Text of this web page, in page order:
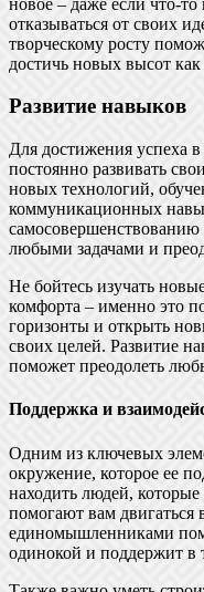
отказываться от своих
творческому росту
достичь новых высот
Развитие навыков
Для достижения успеха
постоянно развивать
новых технологий,
коммуникационных
самосовершенствованию
любыми задачами и
Не бойтесь изучать
комфорта – именно это
горизонты и открыть
своих целей. Развитие
поможет преодолеть
Поддержка и
Одним из ключевых
окружение, которое ее
находить людей,
помогают вам
единомышленниками
одинокой и поддержит в